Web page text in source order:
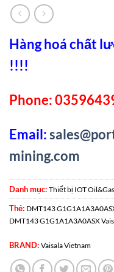
Hàng hoá chất
!!!!
Phone:
Email:
mining.com
Danh mục: Thiết bị IOT Oil&Gas
Thẻ: DMT143
DMT143 G1G1A1A3A0ASX
BRAND: Vaisala Vietnam